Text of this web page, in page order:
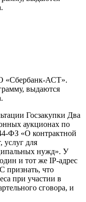
«Сбербанк-АСТ».
выдаются
Госзакупки Два
аукционах по
ФЗ «О контрактной
услуг для
нужд». У
и тот же IP-адрес
признать, что
при участии в
сговора, и